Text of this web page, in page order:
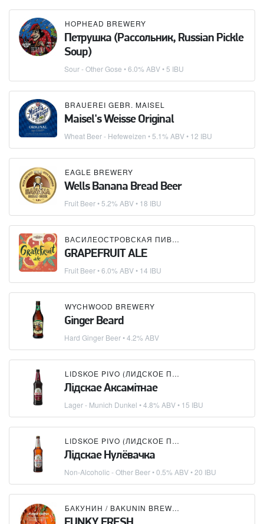
HOPHEAD BREWERY
Петрушка (Рассольник, Russian Pickle
Soup)
Sour - Other Gose • 6.0% ABV • 5 IBU
BRAUEREI GEBR. MAISEL
Maisel's Weisse Original
Wheat Beer - Hefeweizen • 5.1% ABV • 12 IBU
EAGLE BREWERY
Wells Banana Bread Beer
Fruit Beer• 5.2% ABV • 18 IBU
ВАСИЛЕОСТРОВСКАЯ ПИВОВАРНЯ
GRAPEFRUIT ALE
Fruit Beer• 6.0% ABV • 14 IBU
WYCHWOOD BREWERY
Ginger Beard
Hard Ginger Beer• 4.2% ABV
LIDSKOE PIVO (ЛИДСКОЕ ПИВО)
Лідскае Аксамітнае
Lager - Munich Dunkel • 4.8% ABV • 15 IBU
LIDSKOE PIVO (ЛИДСКОЕ ПИВО)
Лідскае Нулёвачка
Non-Alcoholic - Other Beer• 0.5% ABV • 20 IBU
БАКУНИН / BAKUNIN BREWING CO.